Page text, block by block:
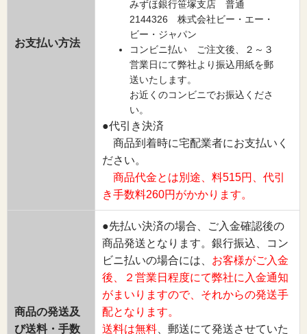
お支払い方法
みずほ銀行笹塚支店 普通
2144326 株式会社ビー・エー・
ビー・ジャパン
コンビニ払い ご注文後、２～３
営業日にて弊社より振込用紙を郵
送いたします。
お近くのコンビニでお振込くださ
い。
●代引き決済
商品到着時に宅配業者にお支払いく
ださい。
商品代金とは別途、料515円、代引
き手数料260円がかかります。
商品の発送及
び送料・手数
●先払い決済の場合、ご入金確認後の
商品発送となります。銀行振込、コン
ビニ払いの場合には、 お客様がご入金
後、２営業日程度にて弊社に入金通知
がまいりますので、それからの発送手
配となります。
送料は無料、郵送にて発送させていた